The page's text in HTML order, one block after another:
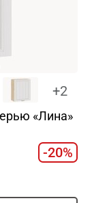
+2
«Лина»
-20%